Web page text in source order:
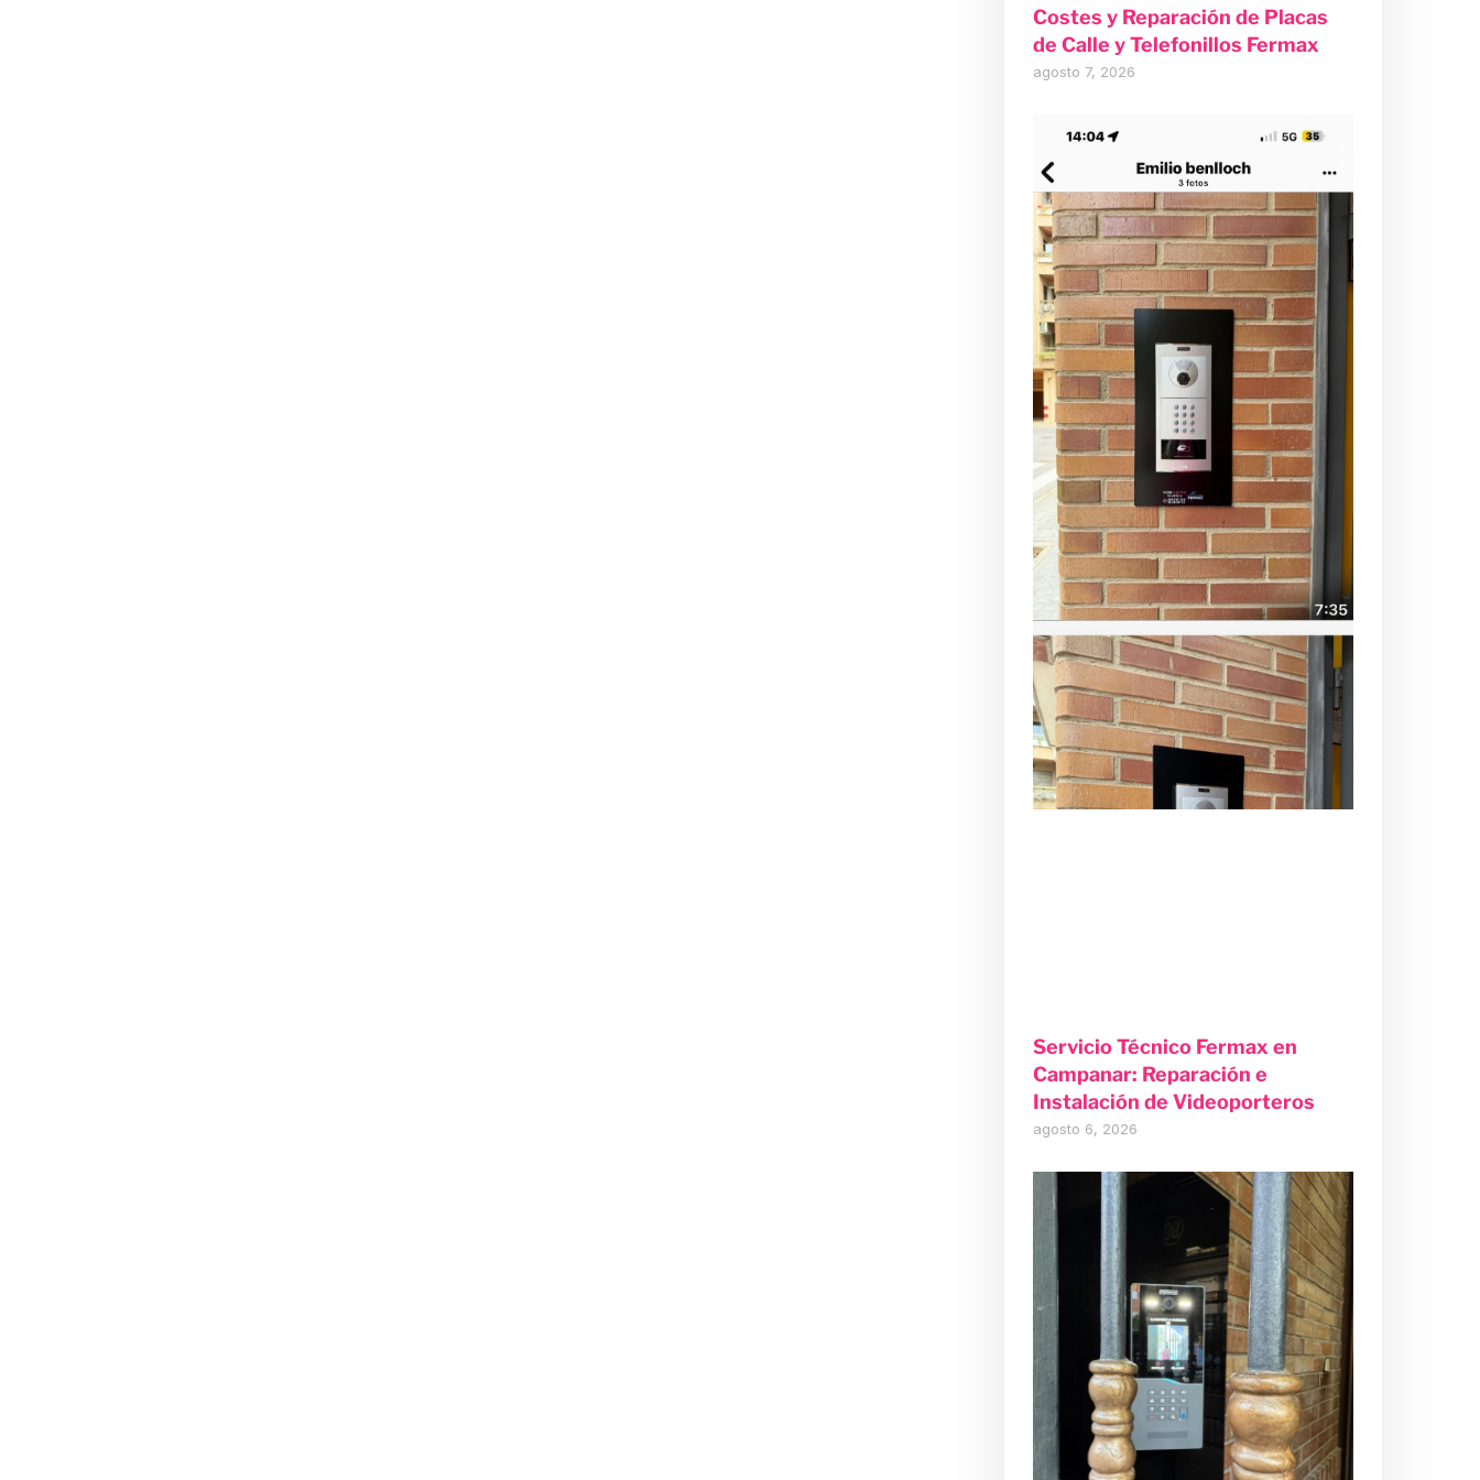
Costes y Reparación de Placas
de Calle y Telefonillos Fermax
agosto 7, 2026
Servicio Técnico Fermax en
Campanar: Reparación e
Instalación de Videoporteros
agosto 6, 2026